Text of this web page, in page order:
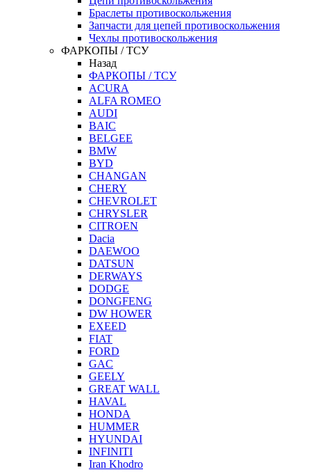
Браслеты противоскольжения
Запчасти для цепей противоскольжения
Чехлы противоскольжения
ФАРКОПЫ / ТСУ
Назад
ФАРКОПЫ / ТСУ
ACURA
ALFA ROMEO
AUDI
BAIC
BELGEE
BMW
BYD
CHANGAN
CHERY
CHEVROLET
CHRYSLER
CITROEN
Dacia
DAEWOO
DATSUN
DERWAYS
DODGE
DONGFENG
DW HOWER
EXEED
FIAT
FORD
GAC
GEELY
GREAT WALL
HAVAL
HONDA
HUMMER
HYUNDAI
INFINITI
Iran Khodro